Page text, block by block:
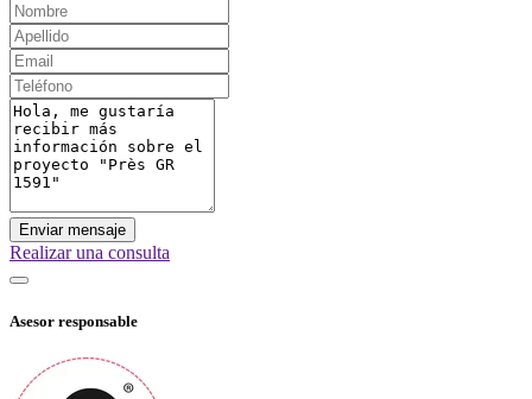
Enviar mensaje
Realizar una consulta
Asesor responsable